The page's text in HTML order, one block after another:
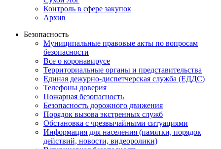
Контроль в сфере закупок
Архив
Безопасность
Муниципальные правовые акты по вопросам
безопасности
Все о коронавирусе
Территориальные органы и представительства
Единая дежурно-диспетчерская служба (ЕДДС)
Телефоны доверия
Пожарная безопасность
Безопасность дорожного движения
Порядок вызова экстренных служб
Обстановка с чрезвычайными ситуациями
Информация для населения (памятки, порядок
действий, новости, видеоролики)